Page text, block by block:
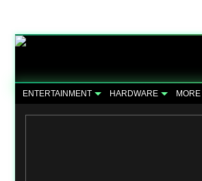
ENTERTAINMENT HARDWARE MORE